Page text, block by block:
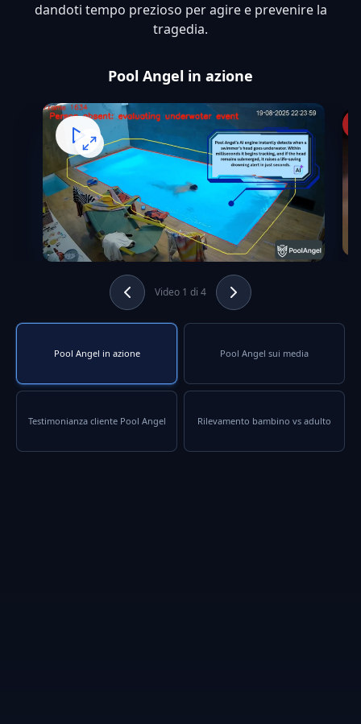
dandoti tempo prezioso per agire e prevenire la
tragedia.
Pool Angel in azione
Video 1 di 4
Pool Angel in azione Pool Angel sui media
Testimonianza cliente Pool Angel Rilevamento bambino vs adulto